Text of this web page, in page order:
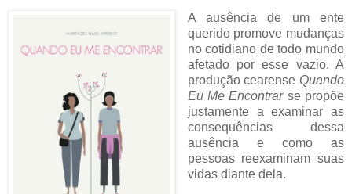
A ausência de um ente
querido promove mudanças
no cotidiano de todo mundo
afetado por esse vazio. A
produção cearense Quando
Eu Me Encontrar se propõe
justamente a examinar as
consequências dessa
ausência e como as
pessoas reexaminam suas
vidas diante dela.